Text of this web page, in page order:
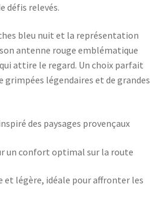
défis relevés.
bleu nuit et la représentation
antenne rouge emblématique
attire le regard. Un choix parfait
grimpées légendaires et de grandes
des paysages provençaux
un confort optimal sur la route
et légère, idéale pour affronter les